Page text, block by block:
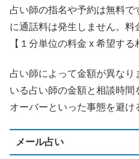
占い師の指名や予約は無料
に通話料は発生しません。料
【１分単位の料金 x 希望す
占い師によって金額が異な
いる占い師の金額と相談時
オーバーといった事態を避け
メール占い